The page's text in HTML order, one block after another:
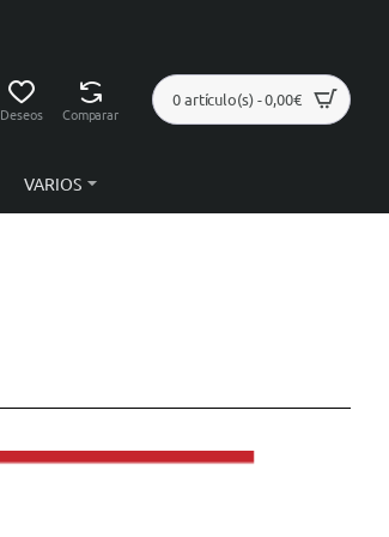
Deseos Comparar
0 artículo(s) - 0,00€
VARIOS